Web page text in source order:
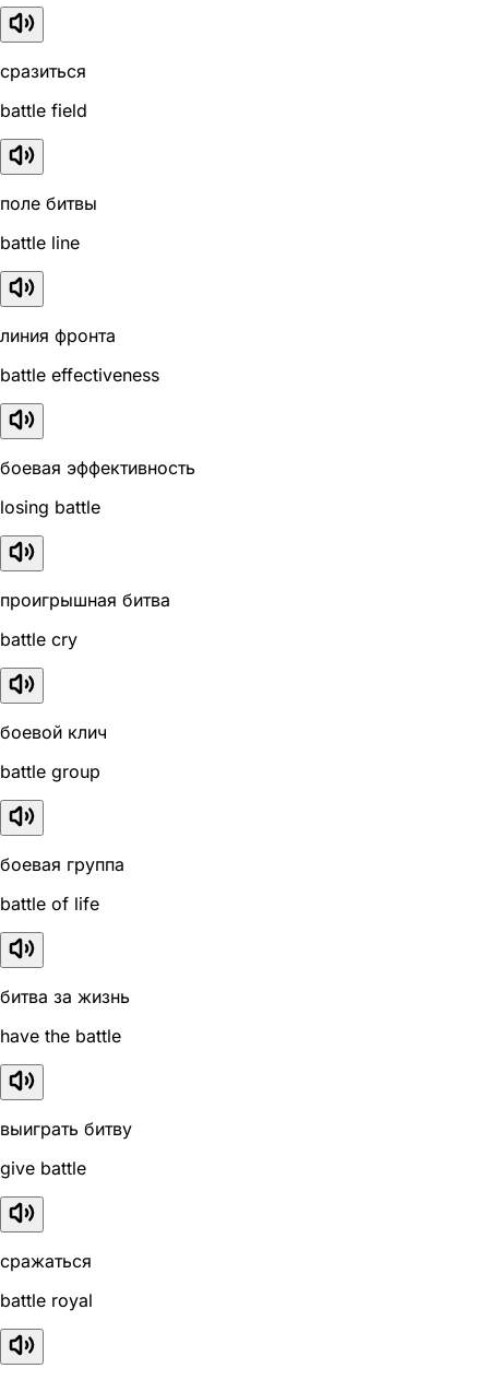
сразиться
battle field
поле битвы
battle line
линия фронта
battle effectiveness
боевая эффективность
losing battle
проигрышная битва
battle cry
боевой клич
battle group
боевая группа
battle of life
битва за жизнь
have the battle
выиграть битву
give battle
сражаться
battle royal